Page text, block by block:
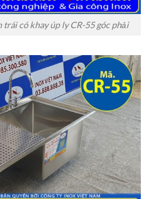
trái có khay úp ly CR-55 góc phải